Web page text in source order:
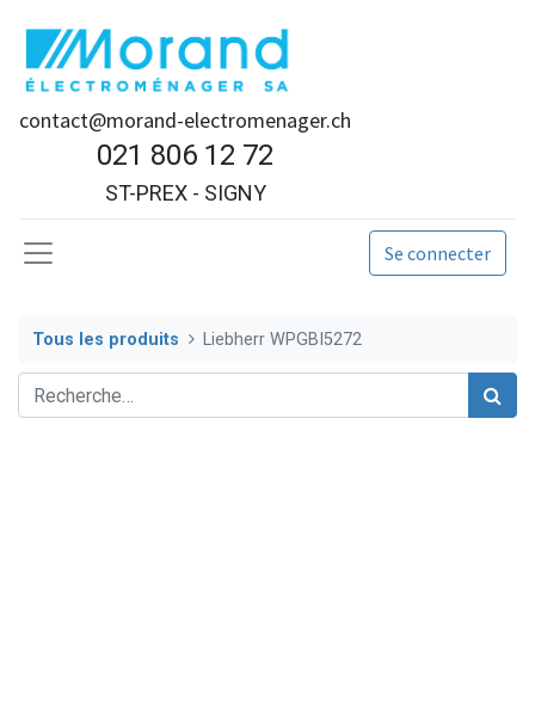
contact@morand-electromenager.ch
021 806 12 72
ST-PREX - SIGNY
Se connecter
Tous les produits Liebherr WPGBI5272